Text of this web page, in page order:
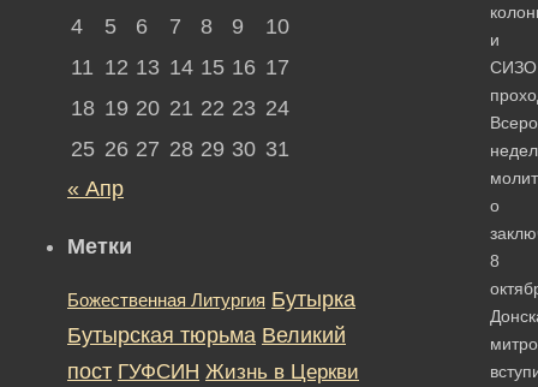
и
СИЗО
о
8
4
5 6 7 8 9
10
11 12 13 14 15 16 17
18 19 20 21 22 23 24
25 26 27 28 29 30 31
« Апр
Метки
Божественная Литургия Бутырка
Бутырская тюрьма Великий
пост ГУФСИН Жизнь в Церкви